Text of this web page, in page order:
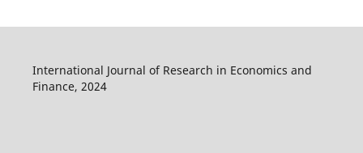
International Journal of Research in Economics and
Finance, 2024